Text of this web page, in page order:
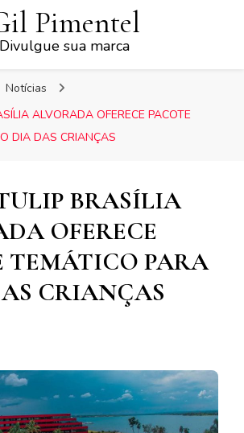
Pimentel
Divulgue sua marca
Notícias
ALVORADA OFERECE PACOTE
DIA DAS CRIANÇAS
BRASÍLIA
OFERECE
TEMÁTICO PARA
CRIANÇAS